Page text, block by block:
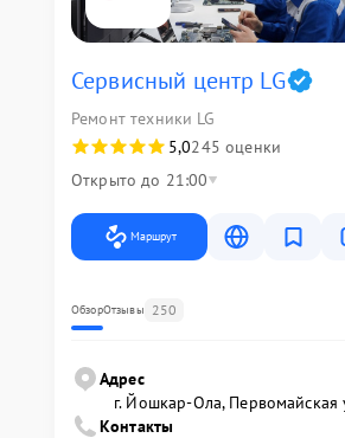
Сервисный центр LG
Ремонт техники LG
5,0245 оценки
Открыто до 21:00
Маршрут
ОбзорОтзывы 250
Адрес
г. Йошкар-Ола, Первомайская
Контакты